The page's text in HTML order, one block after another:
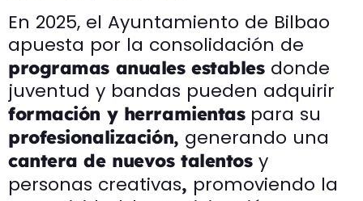
En 2025, el Ayuntamiento de Bilbao
apuesta por la consolidación de
programas anuales establesdonde
juventud y bandas pueden adquirir
formación y herramientaspara su
profesionalización, generando una
cantera de nuevos talentosy
personas creativas, promoviendo la